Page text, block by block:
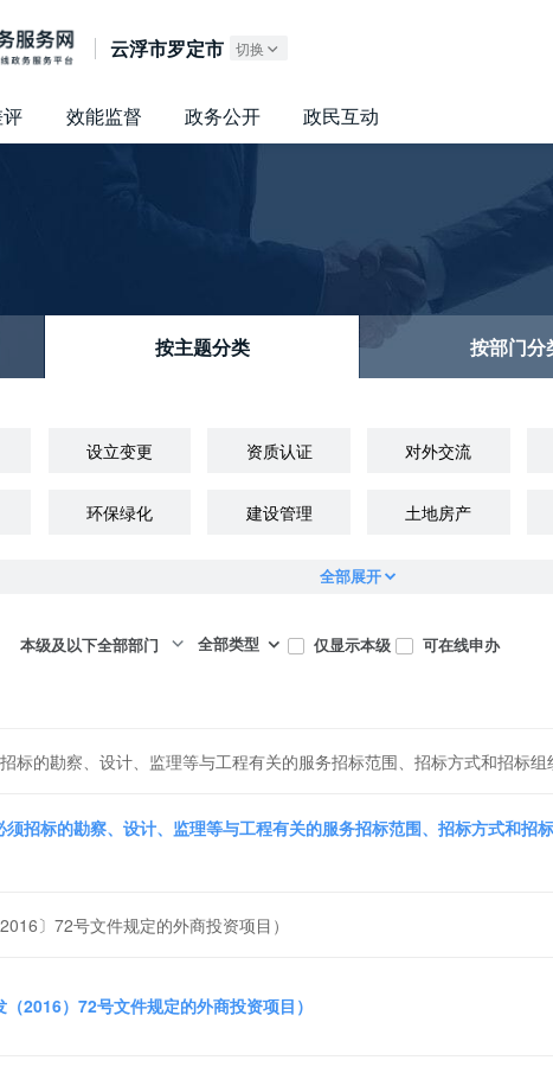
府 广东政务服务网
云浮市罗定市 切换
效能监督 政务公开 政民互动
按主题分类 按部门分
设立变更 资质认证 对外交流
环保绿化 建设管理 土地房产
全部展开
本级及以下全部部门 全部类型 仅显示本级 可在线申办
标的勘察、设计、监理等与工程有关的服务招标范围、招标方式和招标
招标的勘察、设计、监理等与工程有关的服务招标范围、招标方式和招标
〕72号文件规定的外商投资项目）
2016）72号文件规定的外商投资项目）